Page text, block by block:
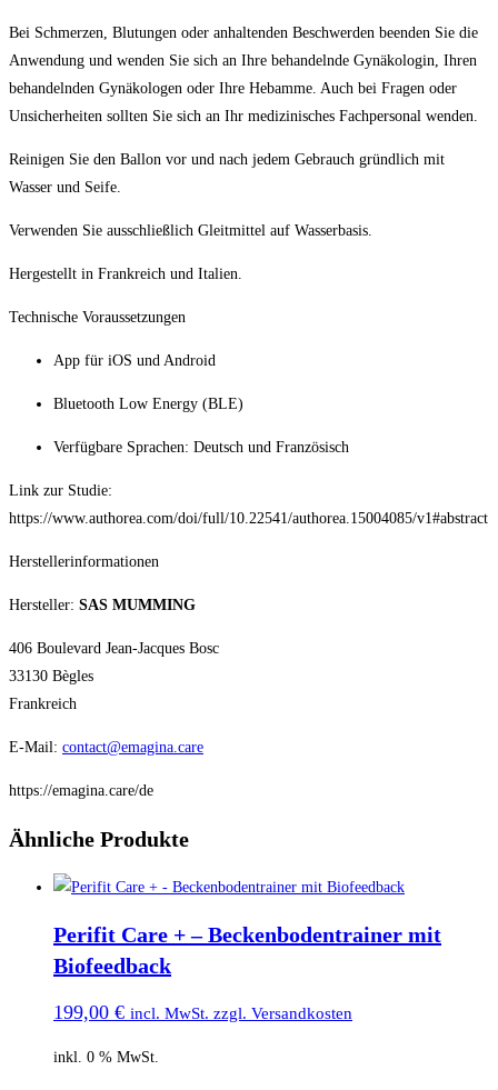
Bei Schmerzen, Blutungen oder anhaltenden Beschwerden beenden Sie die
Anwendung und wenden Sie sich an Ihre behandelnde Gynäkologin, Ihren
behandelnden Gynäkologen oder Ihre Hebamme. Auch bei Fragen oder
Unsicherheiten sollten Sie sich an Ihr medizinisches Fachpersonal wenden.
Reinigen Sie den Ballon vor und nach jedem Gebrauch gründlich mit
Wasser und Seife.
Verwenden Sie ausschließlich Gleitmittel auf Wasserbasis.
Hergestellt in Frankreich und Italien.
Technische Voraussetzungen
App für iOS und Android
Bluetooth Low Energy (BLE)
Verfügbare Sprachen: Deutsch und Französisch
Link zur Studie:
https://www.authorea.com/doi/full/10.22541/authorea.15004085/v1#abstract
Herstellerinformationen
Hersteller: SAS MUMMING
406 Boulevard Jean-Jacques Bosc
33130 Bègles
Frankreich
E-Mail: contact@emagina.care
https://emagina.care/de
Ähnliche Produkte
Perifit Care + – Beckenbodentrainer mit
Biofeedback
199,00 € incl. MwSt. zzgl. Versandkosten
inkl. 0 % MwSt.